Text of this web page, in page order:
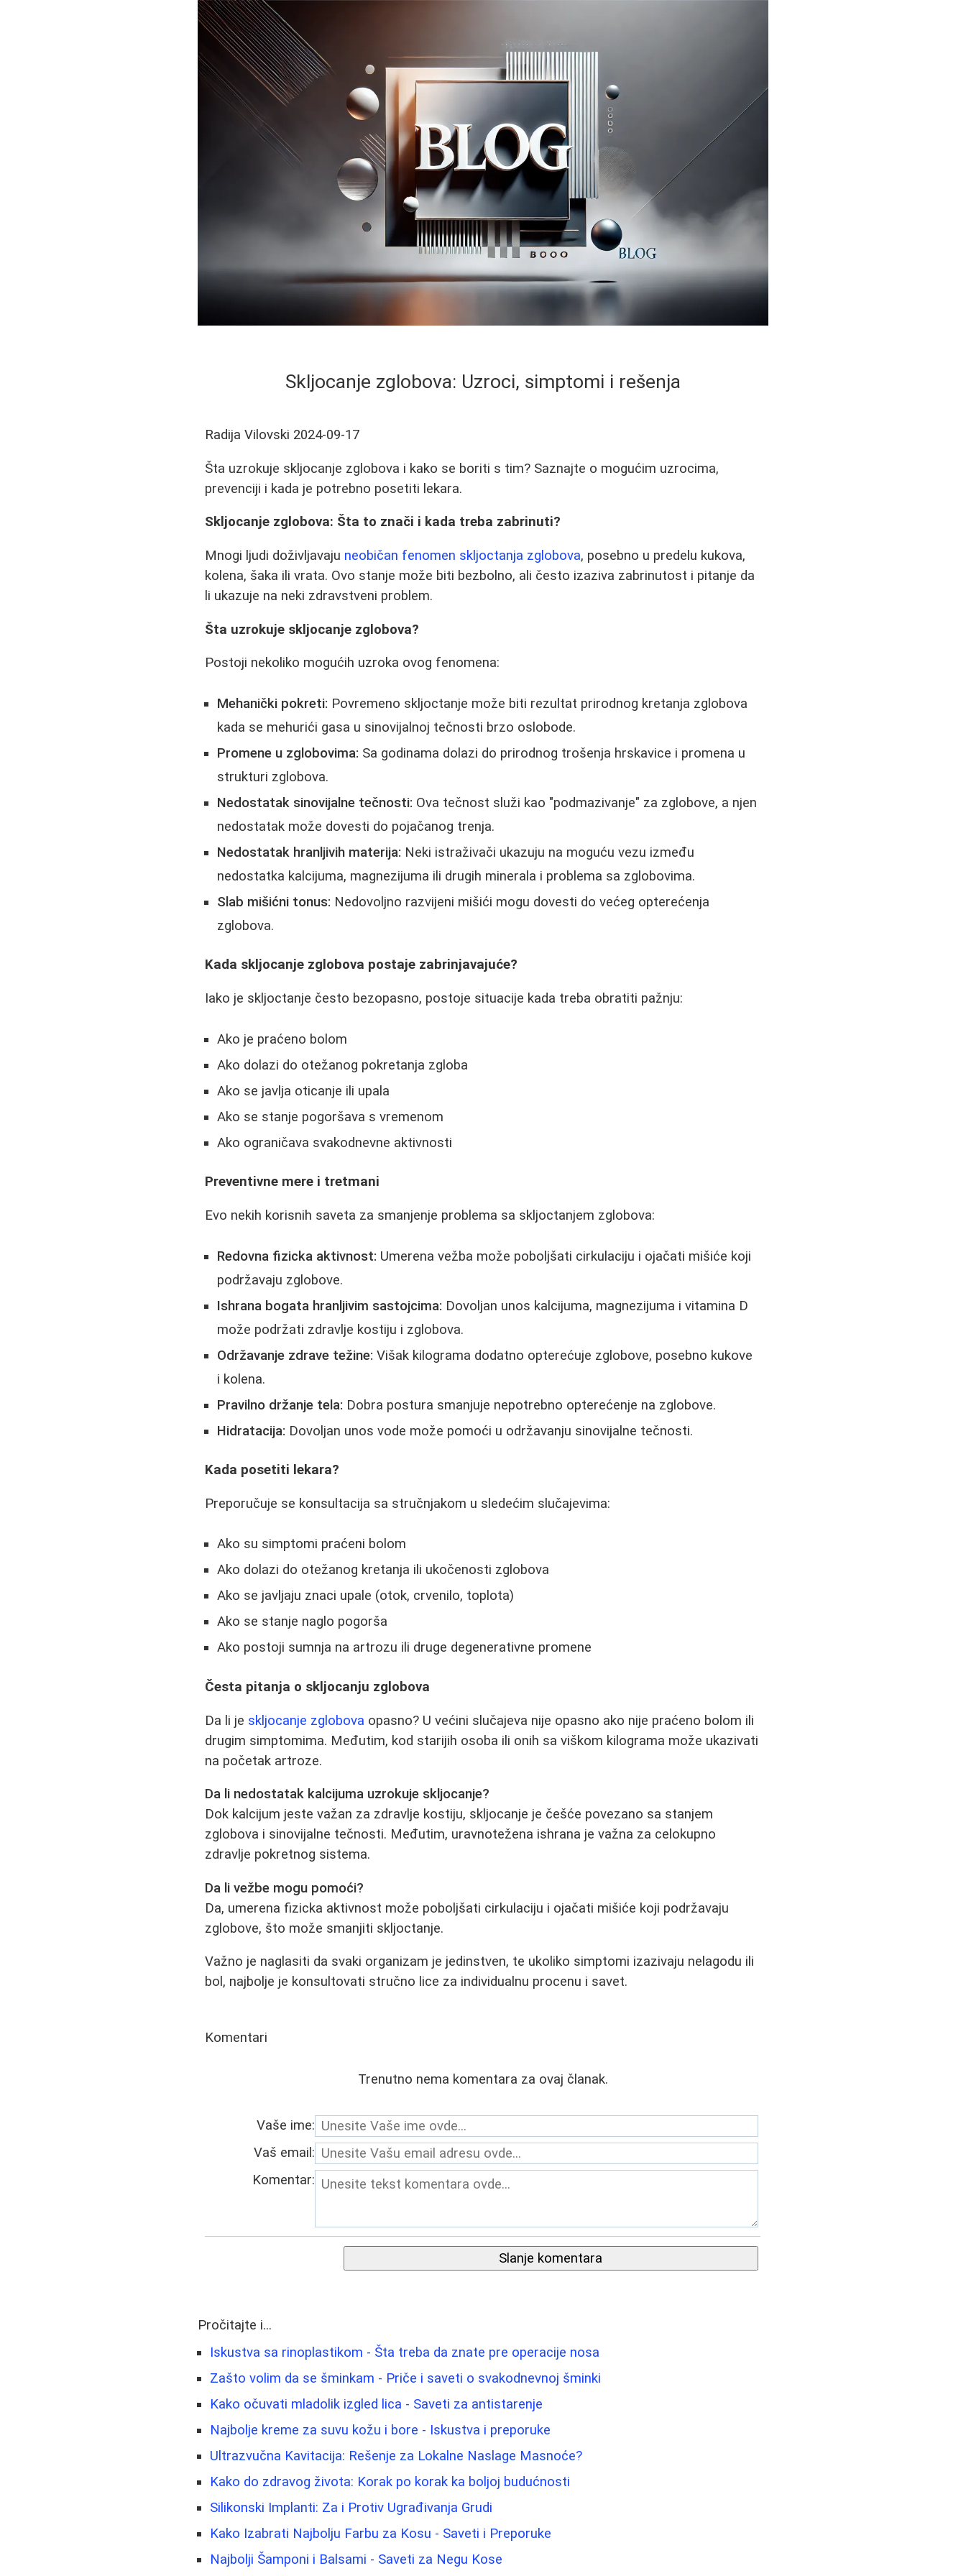
Skljocanje zglobova: Uzroci, simptomi i rešenja
Radija Vilovski 2024-09-17
Šta uzrokuje skljocanje zglobova i kako se boriti s tim? Saznajte o mogućim uzrocima,
prevenciji i kada je potrebno posetiti lekara.
Skljocanje zglobova: Šta to znači i kada treba zabrinuti?
Mnogi ljudi doživljavaju neobičan fenomen skljoctanja zglobova, posebno u predelu kukova,
kolena, šaka ili vrata. Ovo stanje može biti bezbolno, ali često izaziva zabrinutost i pitanje da
li ukazuje na neki zdravstveni problem.
Šta uzrokuje skljocanje zglobova?
Postoji nekoliko mogućih uzroka ovog fenomena:
Mehanički pokreti: Povremeno skljoctanje može biti rezultat prirodnog kretanja zglobova
kada se mehurići gasa u sinovijalnoj tečnosti brzo oslobode.
Promene u zglobovima: Sa godinama dolazi do prirodnog trošenja hrskavice i promena u
strukturi zglobova.
Nedostatak sinovijalne tečnosti: Ova tečnost služi kao "podmazivanje" za zglobove, a njen
nedostatak može dovesti do pojačanog trenja.
Nedostatak hranljivih materija: Neki istraživači ukazuju na moguću vezu između
nedostatka kalcijuma, magnezijuma ili drugih minerala i problema sa zglobovima.
Slab mišićni tonus: Nedovoljno razvijeni mišići mogu dovesti do većeg opterećenja
zglobova.
Kada skljocanje zglobova postaje zabrinjavajuće?
Iako je skljoctanje često bezopasno, postoje situacije kada treba obratiti pažnju:
Ako je praćeno bolom
Ako dolazi do otežanog pokretanja zgloba
Ako se javlja oticanje ili upala
Ako se stanje pogoršava s vremenom
Ako ograničava svakodnevne aktivnosti
Preventivne mere i tretmani
Evo nekih korisnih saveta za smanjenje problema sa skljoctanjem zglobova:
Redovna fizicka aktivnost: Umerena vežba može poboljšati cirkulaciju i ojačati mišiće koji
podržavaju zglobove.
Ishrana bogata hranljivim sastojcima: Dovoljan unos kalcijuma, magnezijuma i vitamina D
može podržati zdravlje kostiju i zglobova.
Održavanje zdrave težine: Višak kilograma dodatno opterećuje zglobove, posebno kukove
i kolena.
Pravilno držanje tela: Dobra postura smanjuje nepotrebno opterećenje na zglobove.
Hidratacija: Dovoljan unos vode može pomoći u održavanju sinovijalne tečnosti.
Kada posetiti lekara?
Preporučuje se konsultacija sa stručnjakom u sledećim slučajevima:
Ako su simptomi praćeni bolom
Ako dolazi do otežanog kretanja ili ukočenosti zglobova
Ako se javljaju znaci upale (otok, crvenilo, toplota)
Ako se stanje naglo pogorša
Ako postoji sumnja na artrozu ili druge degenerativne promene
Česta pitanja o skljocanju zglobova
Da li je skljocanje zglobova opasno? U većini slučajeva nije opasno ako nije praćeno bolom ili
drugim simptomima. Međutim, kod starijih osoba ili onih sa viškom kilograma može ukazivati
na početak artroze.
Da li nedostatak kalcijuma uzrokuje skljocanje?
Dok kalcijum jeste važan za zdravlje kostiju, skljocanje je češće povezano sa stanjem
zglobova i sinovijalne tečnosti. Međutim, uravnotežena ishrana je važna za celokupno
zdravlje pokretnog sistema.
Da li vežbe mogu pomoći?
Da, umerena fizicka aktivnost može poboljšati cirkulaciju i ojačati mišiće koji podržavaju
zglobove, što može smanjiti skljoctanje.
Važno je naglasiti da svaki organizam je jedinstven, te ukoliko simptomi izazivaju nelagodu ili
bol, najbolje je konsultovati stručno lice za individualnu procenu i savet.
Komentari
Trenutno nema komentara za ovaj članak.
Vaše ime:
Vaš email:
Komentar:
Slanje komentara
Pročitajte i...
Iskustva sa rinoplastikom - Šta treba da znate pre operacije nosa
Zašto volim da se šminkam - Priče i saveti o svakodnevnoj šminki
Kako očuvati mladolik izgled lica - Saveti za antistarenje
Najbolje kreme za suvu kožu i bore - Iskustva i preporuke
Ultrazvučna Kavitacija: Rešenje za Lokalne Naslage Masnoće?
Kako do zdravog života: Korak po korak ka boljoj budućnosti
Silikonski Implanti: Za i Protiv Ugrađivanja Grudi
Kako Izabrati Najbolju Farbu za Kosu - Saveti i Preporuke
Najbolji Šamponi i Balsami - Saveti za Negu Kose